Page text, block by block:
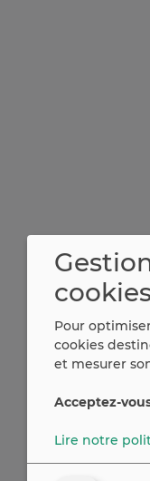
Pour
cookies
et mesurer
Acceptez-
Lire notre